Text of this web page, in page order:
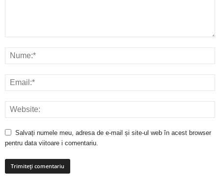
Salvați numele meu, adresa de e-mail și site-ul web în acest browser
pentru data viitoare i comentariu.